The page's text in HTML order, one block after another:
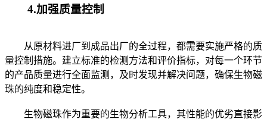
4.加强质量控制
从原材料进厂到成品出厂的全过程，都需要实施严格的质
量控制措施。建立标准的检测方法和评价指标，对每一个环节
的产品质量进行全面监测，及时发现并解决问题，确保生物磁
珠的纯度和稳定性。
生物磁珠作为重要的生物分析工具，其性能的优劣直接影